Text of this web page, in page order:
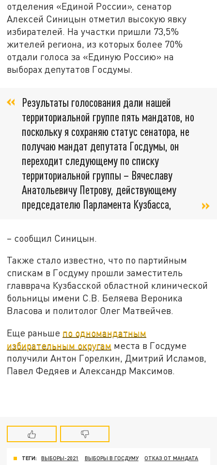
отделения «Единой России», сенатор
Алексей Синицын отметил высокую явку
избирателей. На участки пришли 73,5%
жителей региона, из которых более 70%
отдали голоса за «Единую Россию» на
выборах депутатов Госдумы.
Результаты голосования дали нашей
территориальной группе пять мандатов, но
поскольку я сохраняю статус сенатора, не
получаю мандат депутата Госдумы, он
переходит следующему по списку
территориальной группы – Вячеславу
Анатольевичу Петрову, действующему
председателю Парламента Кузбасса,
– сообщил Синицын.
Также стало известно, что по партийным
спискам в Госдуму прошли заместитель
главврача Кузбасской областной клинической
больницы имени С.В. Беляева Вероника
Власова и политолог Олег Матвейчев.
Еще раньше по одномандатным
избирательным округам места в Госдуме
получили Антон Горелкин, Дмитрий Исламов,
Павел Федяев и Александр Максимов.
ТЕГИ: ВЫБОРЫ-2021 ВЫБОРЫ В ГОСДУМУ
ОТКАЗ ОТ МАНДАТА